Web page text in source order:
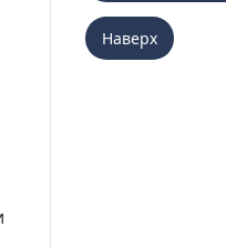
Наверх